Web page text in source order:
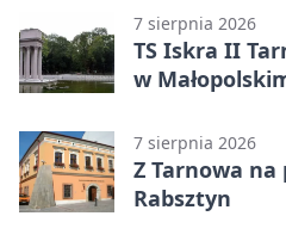
7 sierpnia 2026
TS Iskra II
w
7 sierpnia 2026
Z Tarnowa
Rabsztyn